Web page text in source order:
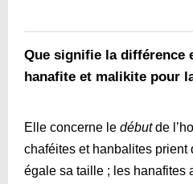
Que signifie la différence
hanafite et malikite pour
Elle concerne le débutde
chaféites et hanbalites prient
égale sa taille ; les hanafites